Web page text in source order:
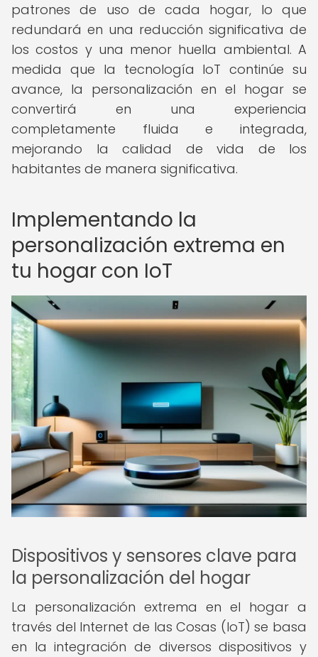
patrones de uso de cada hogar, lo que
redundará en una reducción significativa de
los costos y una menor huella ambiental. A
medida que la tecnología IoT continúe su
avance, la personalización en el hogar se
convertirá en una experiencia
completamente fluida e integrada,
mejorando la calidad de vida de los
habitantes de manera significativa.
Implementando la
personalización extrema en
tu hogar con IoT
Dispositivos y sensores clave para
la personalización del hogar
La personalización extrema en el hogar a
través del Internet de las Cosas (IoT) se basa
en la integración de diversos dispositivos y